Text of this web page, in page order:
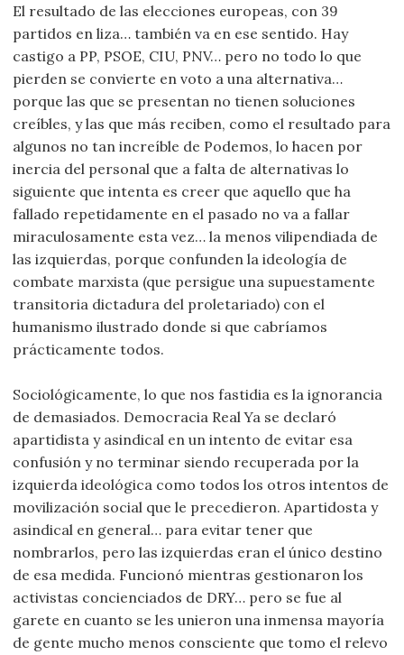
El resultado de las elecciones europeas, con 39
partidos en liza… también va en ese sentido. Hay
castigo a PP, PSOE, CIU, PNV… pero no todo lo que
pierden se convierte en voto a una alternativa…
porque las que se presentan no tienen soluciones
creíbles, y las que más reciben, como el resultado para
algunos no tan increíble de Podemos, lo hacen por
inercia del personal que a falta de alternativas lo
siguiente que intenta es creer que aquello que ha
fallado repetidamente en el pasado no va a fallar
miraculosamente esta vez… la menos vilipendiada de
las izquierdas, porque confunden la ideología de
combate marxista (que persigue una supuestamente
transitoria dictadura del proletariado) con el
humanismo ilustrado donde si que cabríamos
prácticamente todos.
Sociológicamente, lo que nos fastidia es la ignorancia
de demasiados. Democracia Real Ya se declaró
apartidista y asindical en un intento de evitar esa
confusión y no terminar siendo recuperada por la
izquierda ideológica como todos los otros intentos de
movilización social que le precedieron. Apartidosta y
asindical en general… para evitar tener que
nombrarlos, pero las izquierdas eran el único destino
de esa medida. Funcionó mientras gestionaron los
activistas concienciados de DRY… pero se fue al
garete en cuanto se les unieron una inmensa mayoría
de gente mucho menos consciente que tomo el relevo